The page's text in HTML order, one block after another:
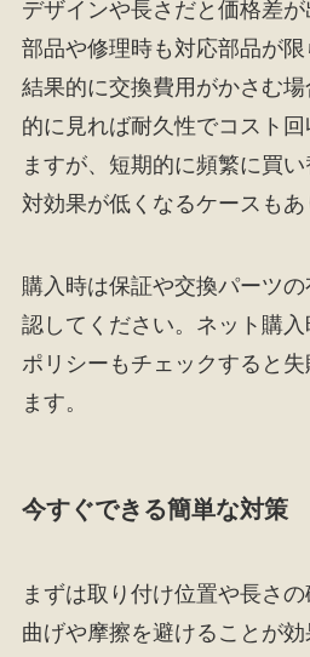
デザインや長さだと価格差
部品や修理時も対応部品が限
結果的に交換費用がかさむ
的に見れば耐久性でコスト
ますが、短期的に頻繁に買
対効果が低くなるケースもあ
購入時は保証や交換パーツ
認してください。ネット購
ポリシーもチェックすると
ます。
今すぐできる簡単な対策
まずは取り付け位置や長さ
曲げや摩擦を避けることが